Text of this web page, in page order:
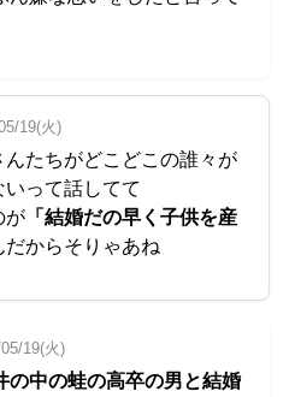
19(火)
たちがどこどこの誰々が
って話してて
が 「結婚だの早く子供を産
だからそりゃあね
19(火)
の中の蛙の高卒の男と結婚